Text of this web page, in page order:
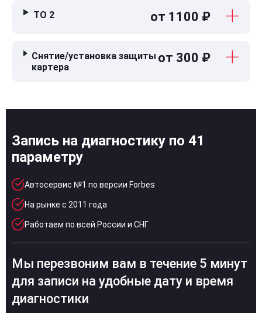
ТО 2 от 1100 ₽
Снятие/установка защиты
картера
от 300 ₽
Запись на диагностику по 41
параметру
Автосервис №1 по версии Forbes
На рынке с 2011 года
Работаем по всей России и СНГ
Мы перезвоним вам в течение 5 минут
для записи на удобные дату и время
диагностики